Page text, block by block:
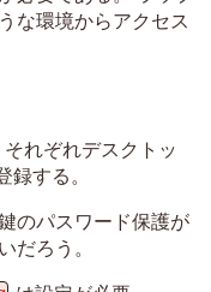
な環境からアクセス
れぞれデスクトッ
録する。
のパスワード保護が
だろう。